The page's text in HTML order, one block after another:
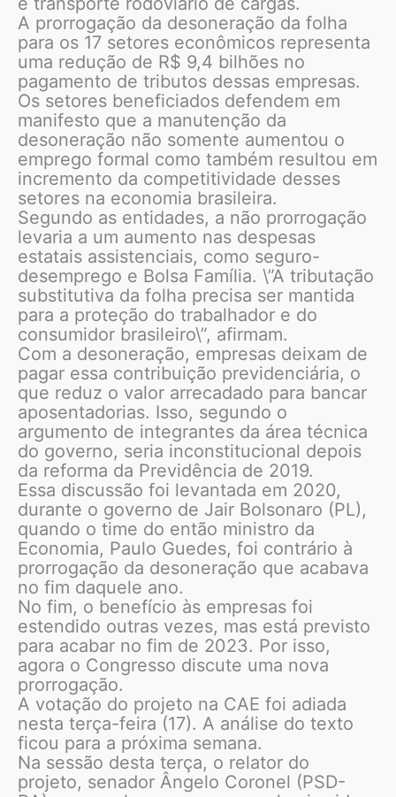
A prorrogação da desoneração da folha
para os 17 setores econômicos representa
uma redução de R$ 9,4 bilhões no
pagamento de tributos dessas empresas.
Os setores beneficiados defendem em
manifesto que a manutenção da
desoneração não somente aumentou o
emprego formal como também resultou em
incremento da competitividade desses
setores na economia brasileira.
Segundo as entidades, a não prorrogação
levaria a um aumento nas despesas
estatais assistenciais, como seguro-
desemprego e Bolsa Família. \”A tributação
substitutiva da folha precisa ser mantida
para a proteção do trabalhador e do
consumidor brasileiro\”, afirmam.
Com a desoneração, empresas deixam de
pagar essa contribuição previdenciária, o
que reduz o valor arrecadado para bancar
aposentadorias. Isso, segundo o
argumento de integrantes da área técnica
do governo, seria inconstitucional depois
da reforma da Previdência de 2019.
Essa discussão foi levantada em 2020,
durante o governo de Jair Bolsonaro (PL),
quando o time do então ministro da
Economia, Paulo Guedes, foi contrário à
prorrogação da desoneração que acabava
no fim daquele ano.
No fim, o benefício às empresas foi
estendido outras vezes, mas está previsto
para acabar no fim de 2023. Por isso,
agora o Congresso discute uma nova
prorrogação.
A votação do projeto na CAE foi adiada
nesta terça-feira (17). A análise do texto
ficou para a próxima semana.
Na sessão desta terça, o relator do
projeto, senador Ângelo Coronel (PSD-